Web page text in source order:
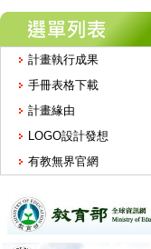
計畫執行成果
手冊表格下載
計畫緣由
LOGO設計發想
有教無界官網